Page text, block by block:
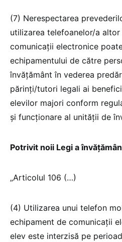
(7) Nerespectarea
utilizarea telefoanelor/a
comunicații electronice
echipamentului de către
învățământ în vederea
părinți/tutori legali ai
elevilor majori conform
și funcționare al unității de
Potrivit noii Legi a
„Articolul 106 (…)
(4) Utilizarea unui telefon
echipament de comunicații
elev este interzisă pe